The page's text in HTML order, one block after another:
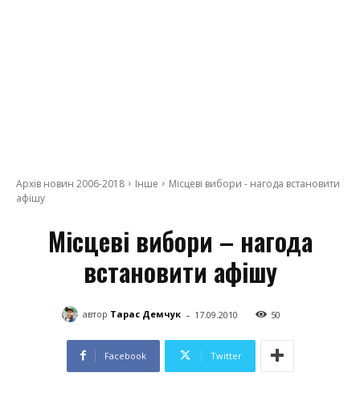
Архів новин 2006-2018 Інше
Місцеві вибори - нагода встановити
афішу
Місцеві вибори – нагода
встановити афішу
автор Тарас Демчук - 17.09.2010 50
Facebook Twitter